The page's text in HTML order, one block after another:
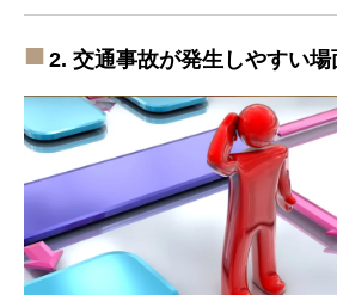
2. 交通事故が発生しやすい場